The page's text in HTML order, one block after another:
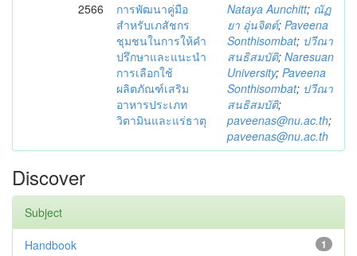
2566
การพัฒนาคู่มือ
สำหรับเภสัชกร
ชุมชนในการให้คำ
ปรึกษาและแนะนำ
การเลือกใช้
ผลิตภัณฑ์เสริม
อาหารประเภท
วิตามินและแร่ธาตุ
Nataya Aunchitt; ณัฏ
ยา อุ่นจิตต์; Paveena
Sonthisombat; ปวีณา
สนธิสมบัติ; Naresuan
University; Paveena
Sonthisombat; ปวีณา
สนธิสมบัติ;
paveenas@nu.ac.th;
paveenas@nu.ac.th
Discover
Subject
1
Handbook